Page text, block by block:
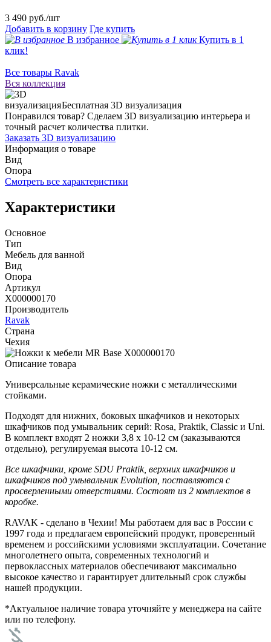
3 490 руб./шт
Добавить в корзину Где купить
В избранное
Купить в 1
клик!
Все товары Ravak
Вся коллекция
Бесплатная 3D визуализация
Понравился товар? Сделаем 3D визуализацию интерьера и
точный расчет количества плитки.
Заказать 3D визуализацию
Информация о товаре
Вид
Опора
Смотреть все характеристики
Характеристики
Основное
Тип
Мебель для ванной
Вид
Опора
Артикул
X000000170
Производитель
Ravak
Страна
Чехия
Описание товара
Универсальные керамические ножки с металлическими
стойками.
Подходят для нижних, боковых шкафчиков и некоторых
шкафчиков под умывальник серий: Rosa, Praktik, Classic и Uni.
В комплект входят 2 ножки 3,8 х 10-12 см (заказываются
отдельно), регулируемая высота 10-12 см.
Все шкафчики, кроме SDU Praktik, верхних шкафчиков и
шкафчиков под умывальник Evolution, поставляются с
просверленными отверстиями. Состоят из 2 комплектов в
коробке.
RAVAK - сделано в Чехии! Мы работаем для вас в России с
1997 года и предлагаем европейский продукт, проверенный
временем и российскими условиями эксплуатации. Сочетание
многолетнего опыта, современных технологий и
первоклассных материалов обеспечивают максимально
высокое качество и гарантирует длительный срок службы
нашей продукции.
*Актуальное наличие товара уточняйте у менеджера на сайте
или по телефону.